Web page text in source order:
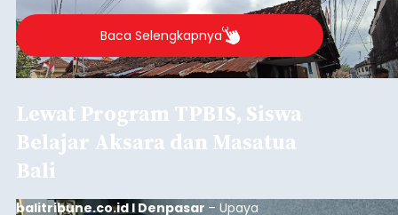
Sasar Warga Rentan,